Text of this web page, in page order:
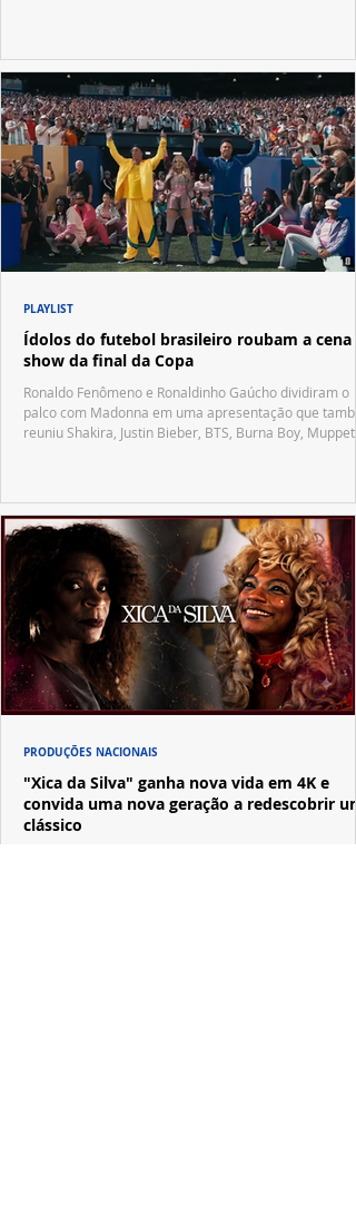
Ídolos do futebol brasileiro roubam a cena
show da final da Copa
Ronaldo Fenômeno e Ronaldinho Gaúcho dividiram o
palco com Madonna em uma apresentação que
reuniu Shakira, Justin Bieber, BTS, Burna Boy, Muppets,
PLAYLIST
"Xica da Silva" ganha nova vida em 4K e
convida uma nova geração a redescobrir um
clássico
PRODUÇÕES NACIONAIS